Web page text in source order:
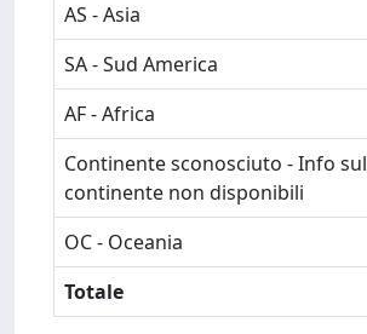
AS - Asia
SA - Sud America
AF - Africa
Continente sconosciuto - Info sul
continente non disponibili
OC - Oceania
Totale